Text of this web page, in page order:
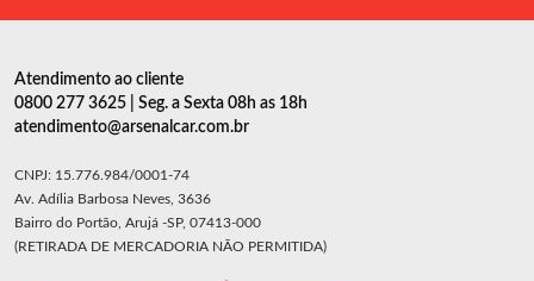
Atendimento ao cliente
0800 277 3625 | Seg. a Sexta 08h as 18h
atendimento@arsenalcar.com.br
CNPJ: 15.776.984/0001-74
Av. Adília Barbosa Neves, 3636
Bairro do Portão, Arujá -SP, 07413-000
(RETIRADA DE MERCADORIA NÃO PERMITIDA)